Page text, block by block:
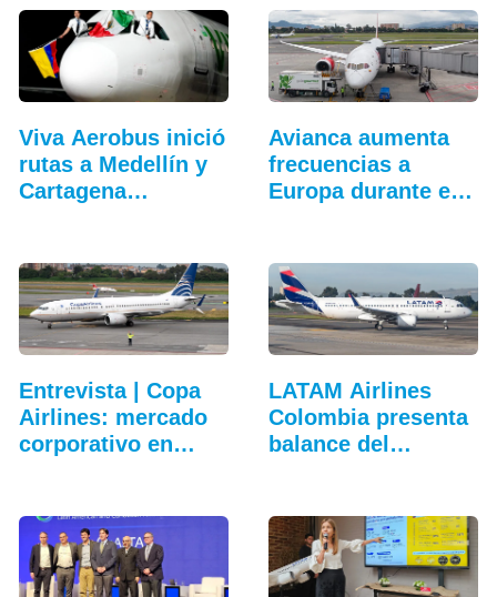
Viva Aerobus inició
rutas a Medellín y
Cartagena…
Avianca aumenta
frecuencias a
Europa durante el
Entrevista | Copa
Airlines: mercado
corporativo en…
LATAM Airlines
Colombia presenta
balance del